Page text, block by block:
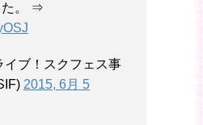
た。 ⇒
ブ！スクフェス事
2015, 6月 5